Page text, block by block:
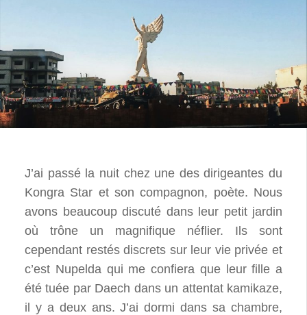
J’ai passé la nuit chez une des dirigeantes du
Kongra Star et son compagnon, poète. Nous
avons beaucoup discuté dans leur petit jardin
où trône un magnifique néflier. Ils sont
cependant restés discrets sur leur vie privée et
c’est Nupelda qui me confiera que leur fille a
été tuée par Daech dans un attentat kamikaze,
il y a deux ans. J’ai dormi dans sa chambre,